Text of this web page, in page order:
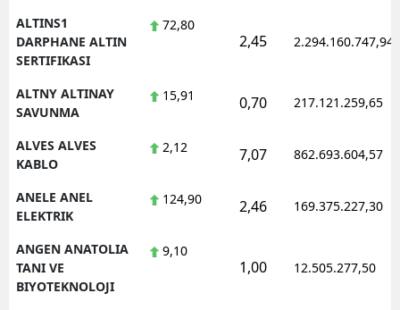
ALTINS1
DARPHANE ALTIN
SERTIFIKASI
72,80
2,45 2.294.160.747,94
ALTNY ALTINAY
SAVUNMA
15,91 0,70 217.121.259,65
ALVES ALVES
KABLO
2,12 7,07 862.693.604,57
ANELE ANEL
ELEKTRIK
124,90 2,46 169.375.227,30
ANGEN ANATOLIA
TANI VE
BIYOTEKNOLOJI
9,10
1,00 12.505.277,50